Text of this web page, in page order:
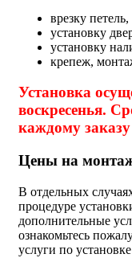
врезку
установку
установку
крепеж,
Установка
воскресенья.
каждому
Цены на
В отдельных
процедуре
дополнительные
ознакомьтесь
услуги по